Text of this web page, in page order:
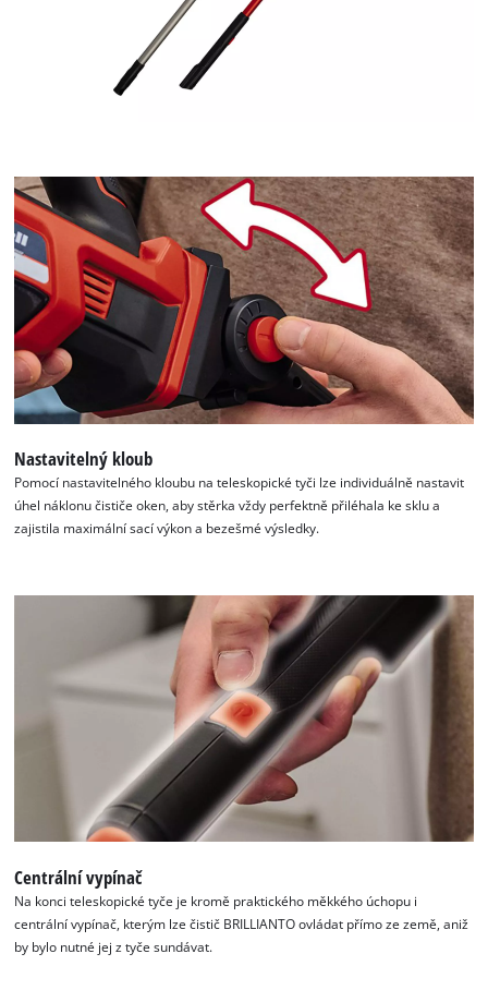
K načtení služby Google Maps
This content is not permitted to load due
to trackers that are not disclosed to the
visitor. The website owner needs to setup
the site with their CMP to add this content
to the list of technologies used.
Powered byUsercentrics Consent
Management Platform
Nastavitelný kloub
Pomocí nastavitelného kloubu na teleskopické tyči lze individuálně nastavit
úhel náklonu čističe oken, aby stěrka vždy perfektně přiléhala ke sklu a
zajistila maximální sací výkon a bezešmé výsledky.
Centrální vypínač
Na konci teleskopické tyče je kromě praktického měkkého úchopu i
centrální vypínač, kterým lze čistič BRILLIANTO ovládat přímo ze země, aniž
by bylo nutné jej z tyče sundávat.